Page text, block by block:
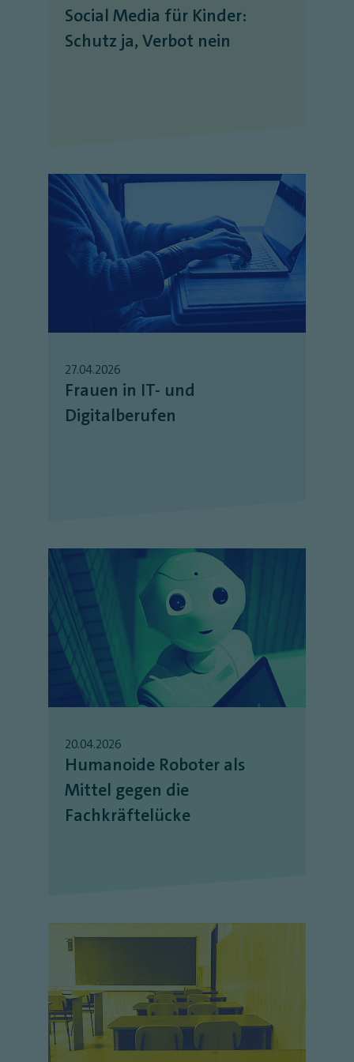
Social Media für Kinder:
Schutz ja, Verbot nein
27.04.2026
Frauen in IT- und
Digitalberufen
20.04.2026
Humanoide Roboter als
Mittel gegen die
Fachkräftelücke